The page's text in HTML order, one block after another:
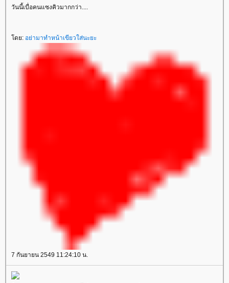
วันนี้เบื่อคนแซงคิวมากกว่า....
ดย: อย่ามาทำหน้าเขียวใส่นะยะ
7 กันยายน 2549 11:24:10 น.